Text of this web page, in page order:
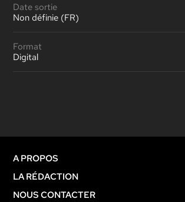
Date sortie
Non définie (FR)
Format
Digital
A PROPOS
LA RÉDACTION
NOUS CONTACTER